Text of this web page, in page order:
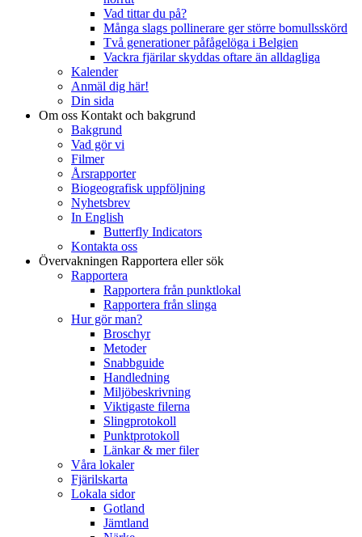
Vad tittar du på?
Många slags pollinerare ger större bomullsskörd
Två generationer påfågelöga i Belgien
Vackra fjärilar skyddas oftare än alldagliga
Kalender
Anmäl dig här!
Din sida
Om oss Kontakt och bakgrund
Bakgrund
Vad gör vi
Filmer
Årsrapporter
Biogeografisk uppföljning
Nyhetsbrev
In English
Butterfly Indicators
Kontakta oss
Övervakningen Rapportera eller sök
Rapportera
Rapportera från punktlokal
Rapportera från slinga
Hur gör man?
Broschyr
Metoder
Snabbguide
Handledning
Miljöbeskrivning
Viktigaste filerna
Slingprotokoll
Punktprotokoll
Länkar & mer filer
Våra lokaler
Fjärilskarta
Lokala sidor
Gotland
Jämtland